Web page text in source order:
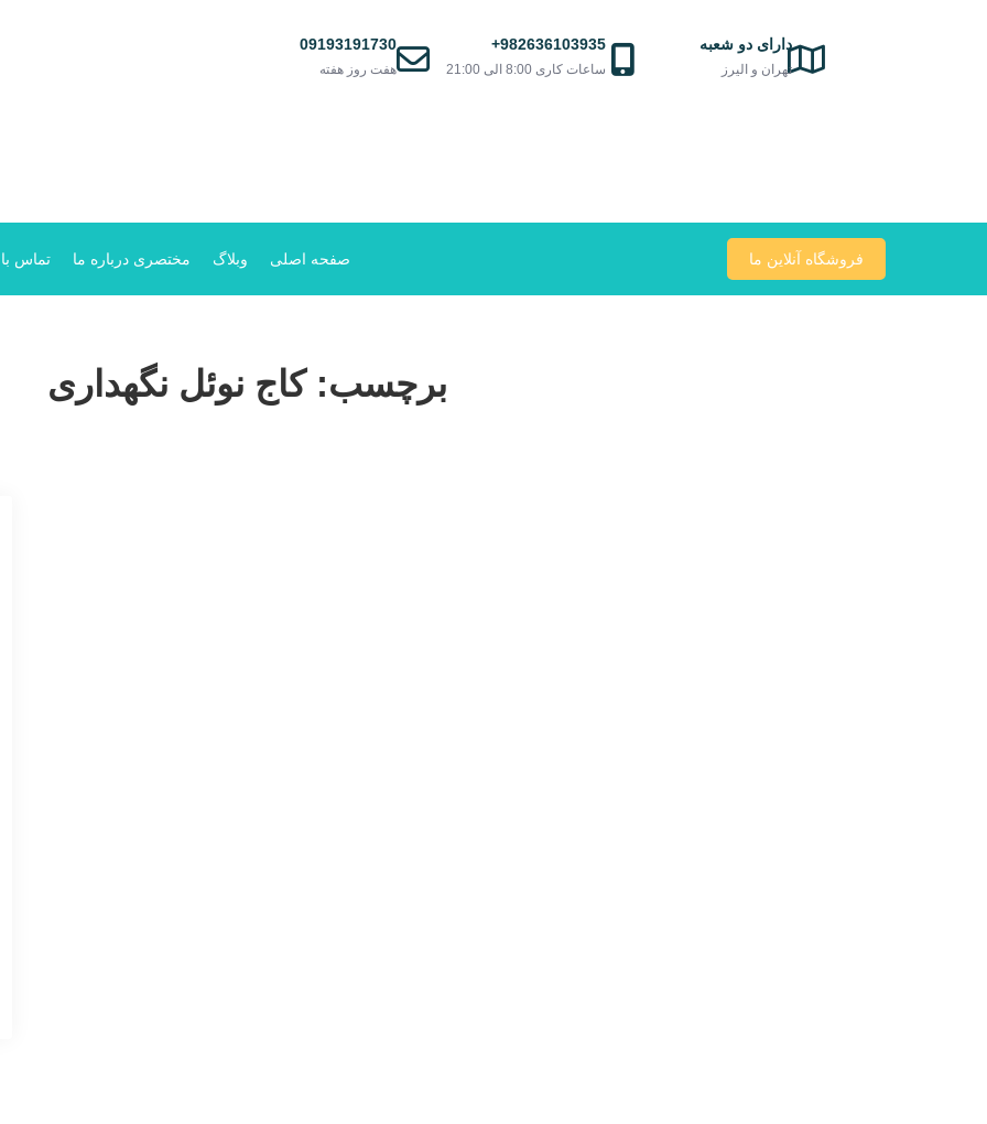
دارای دو شعبه
تهران و الیرز
982636103935+
ساعات کاری 8:00 الی 21:00
09193191730
هفت روز هفته
صفحه اصلی وبلاگ مختصری درباره ما تماس با فروشگاه آنلاین ما
برچسب:کاج نوئل نگهداری